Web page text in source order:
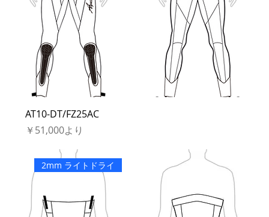
AT10-DT/FZ25AC
￥51,000より
セール価格
2mm ライトドライ